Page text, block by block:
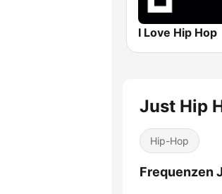
I Love Hip Hop
Just Hip
Hip-Hop
Frequenzen